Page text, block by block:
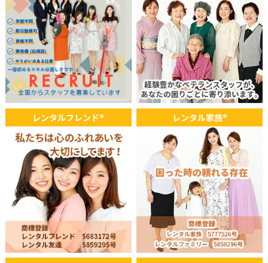
2025年08月03日
WEB
オーストラリア ABCのウェブニュースにて記事が掲載されまし
た。
2025年07月31日
TV
読売テレビ「かんさい情報ネットten. アナタの味方！お役に立
ちます！」にて放送されました。
レンタルフレンド® レンタル家族®